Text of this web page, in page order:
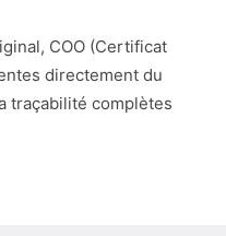
COO (Certificat
directement du
traçabilité complètes